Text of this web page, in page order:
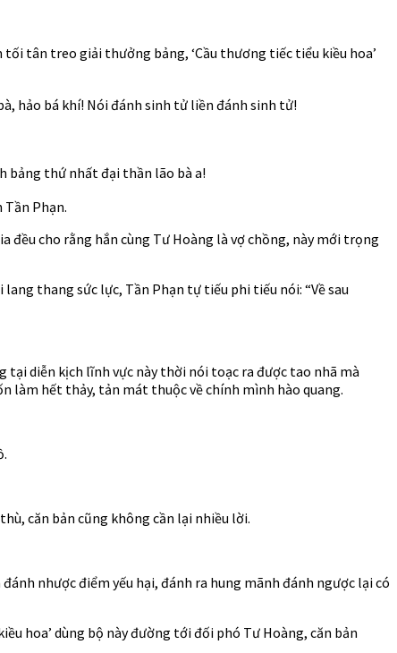
tân treo giải thưởng bảng, ‘Cầu thương tiếc tiểu kiều hoa’
hảo bá khí! Nói đánh sinh tử liền đánh sinh tử!
bảng thứ nhất đại thần lão bà a!
Phạn.
đều cho rằng hắn cùng Tư Hoàng là vợ chồng, này mới trọng
thang sức lực, Tần Phạn tự tiếu phi tiếu nói: “Về sau
tại diễn kịch lĩnh vực này thời nói toạc ra được tao nhã mà
làm hết thảy, tản mát thuộc về chính mình hào quang.
căn bản cũng không cần lại nhiều lời.
nhược điểm yếu hại, đánh ra hung mãnh đánh ngược lại có
hoa’ dùng bộ này đường tới đối phó Tư Hoàng, căn bản